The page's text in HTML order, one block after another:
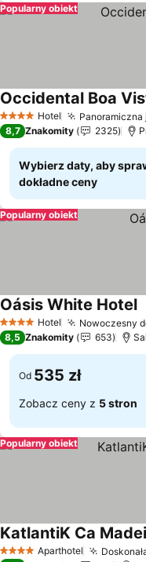
Popularny obiekt
4 KategoriaHotel Panoramiczna
Occidental Boa
8,7 Znakomity 2325
Wybierz daty, aby
dokładne ceny
Popularny obiekt
4 KategoriaHotel Nowoczesny
Oásis White Hotel
8,5 Znakomity 653
Od 535 zł
Zobacz ceny z 5 stron
Popularny obiekt
4 KategoriaAparthotel
KatlantiK Ca